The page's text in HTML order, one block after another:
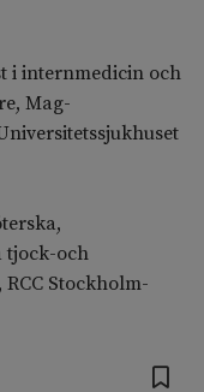
i internmedicin och
Mag-
tjock-och
Stockholm-